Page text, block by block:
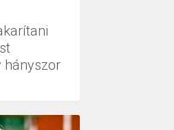
hányszor